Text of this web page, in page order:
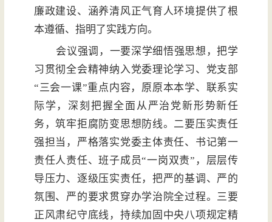
廉政建设、涵养清风正气育人环境提供了根
本遵循、指明了实践方向。
会议强调，一要深学细悟强思想，把学
习贯彻全会精神纳入党委理论学习、党支部
“三会一课”重点内容，原原本本学、联系实
际学，深刻把握全面从严治党新形势新任
务，筑牢拒腐防变思想防线。二要压实责任
强担当，严格落实党委主体责任、书记第一
责任人责任、班子成员“一岗双责”，层层传
导压力、逐级压实责任，把严的基调、严的
氛围、严的要求贯穿办学治院全过程。三要
正风肃纪守底线，持续加固中央八项规定精